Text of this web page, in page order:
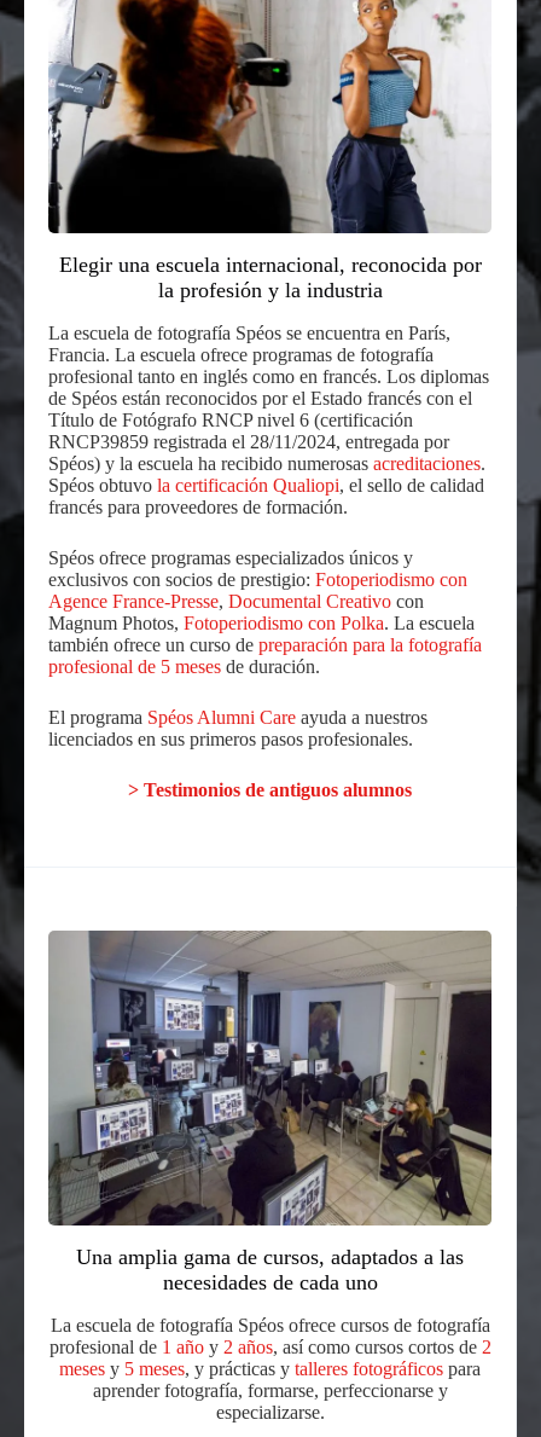
Elegir una escuela internacional, reconocida por
la profesión y la industria
La escuela de fotografía Spéos se encuentra en París,
Francia. La escuela ofrece programas de fotografía
profesional tanto en inglés como en francés. Los diplomas
de Spéos están reconocidos por el Estado francés con el
Título de Fotógrafo RNCP nivel 6 (certificación
RNCP39859 registrada el 28/11/2024, entregada por
Spéos) y la escuela ha recibido numerosas acreditaciones.
Spéos obtuvo la certificación Qualiopi, el sello de calidad
francés para proveedores de formación.
Spéos ofrece programas especializados únicos y
exclusivos con socios de prestigio: Fotoperiodismo con
Agence France-Presse, Documental Creativo con
Magnum Photos, Fotoperiodismo con Polka. La escuela
también ofrece un curso de preparación para la fotografía
profesional de 5 meses de duración.
El programa Spéos Alumni Care ayuda a nuestros
licenciados en sus primeros pasos profesionales.
> Testimonios de antiguos alumnos
Una amplia gama de cursos, adaptados a las
necesidades de cada uno
La escuela de fotografía Spéos ofrece cursos de fotografía
profesional de 1 añoy 2 años, así como cursos cortos de 2
meses y 5 meses, y prácticas y talleres fotográficos para
aprender fotografía, formarse, perfeccionarse y
especializarse.